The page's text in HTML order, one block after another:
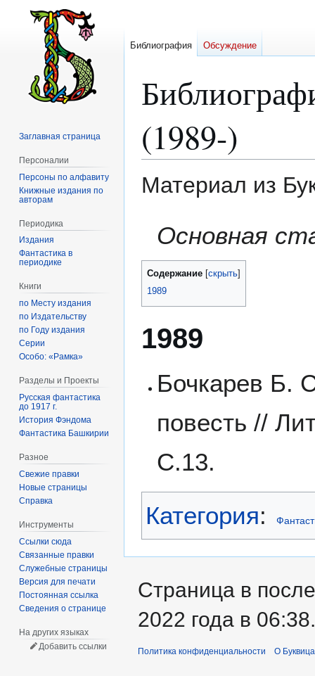
(1989-)
Материал из
Основная
Содержание
1989
1989
Бочкарев Б.
повесть //
С.13.
Категория:
Библиография Обсуждение
Заглавная страница
Персоналии
Персоны по алфавиту
Книжные издания по
авторам
Периодика
Издания
Фантастика в
периодике
Книги
по Месту издания
по Издательству
по Году издания
Серии
Особо: «Рамка»
Разделы и Проекты
Русская фантастика
до 1917 г.
История Фэндома
Фантастика Башкирии
Разное
Свежие правки
Новые страницы
Справка
Инструменты
Ссылки сюда
Связанные правки
Служебные страницы
Версия для печати
Постоянная ссылка
Сведения о странице
На других языках
Добавить ссылки
Страница в
2022 года в 06:38.
Политика конфиденциальности О Буквица